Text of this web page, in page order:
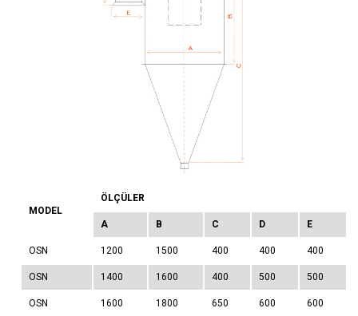
MODEL
ÖLÇÜLER
A B C D E
OSN 1200 1500 400 400 400
OSN 1400 1600 400 500 500
OSN 1600 1800 650 600 600